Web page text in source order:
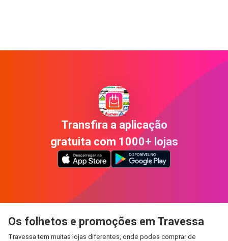
Transfira a aplicação
gratuita com 1000+ lojas
Os folhetos e promoções em Travessa
Travessa tem muitas lojas diferentes, onde podes comprar de